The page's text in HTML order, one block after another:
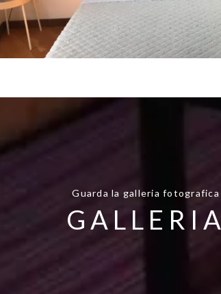
Guarda la galleria fotografica
GALLERIA